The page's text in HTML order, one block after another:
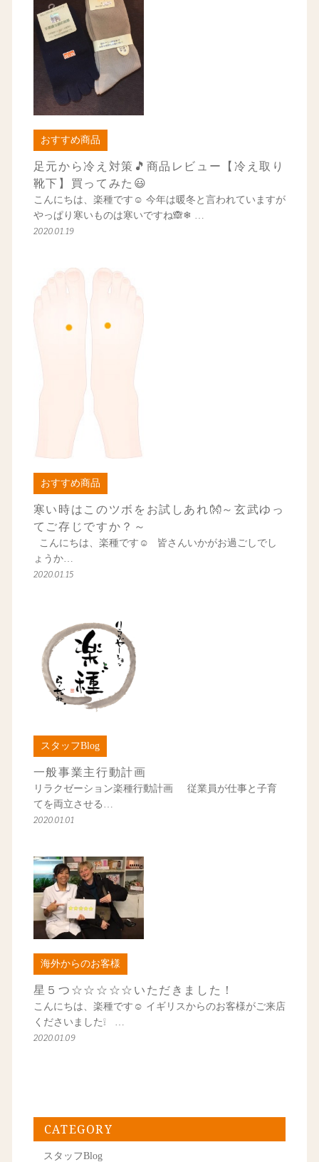
おすすめ商品
足元から冷え対策🎵商品レビュー【冷え取り
靴下】買ってみた😃
こんにちは、楽種です☺ 今年は暖冬と言われていますが
やっぱり寒いものは寒いですね🙈❄ …
2020.01.19
おすすめ商品
寒い時はこのツボをお試しあれ👐～玄武ゆっ
てご存じですか？～
こんにちは、楽種です☺ 皆さんいかがお過ごしでし
ょうか…
2020.01.15
スタッフBlog
一般事業主行動計画
リラクゼーション楽種行動計画 従業員が仕事と子育
てを両立させる…
2020.01.01
海外からのお客様
星５つ☆☆☆☆☆いただきました！
こんにちは、楽種です☺ イギリスからのお客様がご来店
くださいました❕ …
2020.01.09
CATEGORY
スタッフBlog